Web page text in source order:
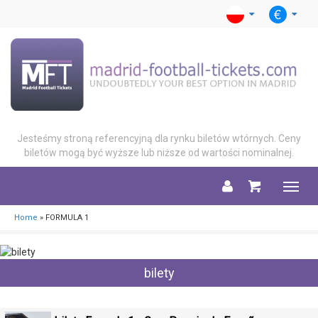
Jesteśmy stroną referencyjną dla rynku biletów wtórnych. Ceny
biletów mogą być wyższe lub niższe od wartości nominalnej.
Menu
Home » FORMULA 1
bilety